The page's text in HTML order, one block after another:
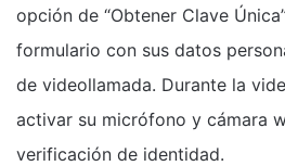
opción de “Obtener Clave
formulario con sus datos
de videollamada. Durante la
activar su micrófono y cámara
verificación de identidad.